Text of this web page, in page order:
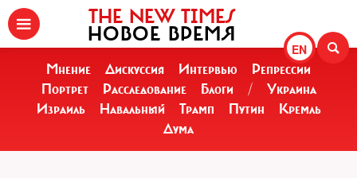
EN
THE NEW TIMES
НОВОЕ ВРЕМЯ
Мнение Дискуссия Интервью
Репрессии
Портрет
Расследование Блоги /
Украина
Израиль
Навальный Трамп Путин
Кремль
Дума